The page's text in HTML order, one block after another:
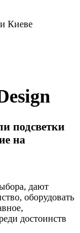
Киеве
подсветки
на
дают
оборудовать
достоинств